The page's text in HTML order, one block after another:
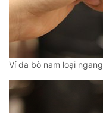
Ví da bò nam loại